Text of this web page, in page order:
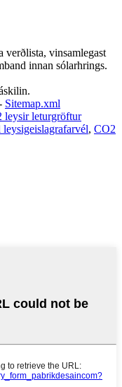
verðlista, vinsamlegast
innan sólarhrings.
Sitemap.xml
leysir leturgröftur
, CO2